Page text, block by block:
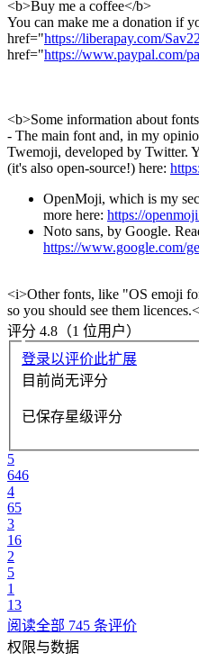
<b>Buy me a coffee</b>
You can make me a donation if
href="https://liberapay.com/
href="https://www.paypal.com/
<b>Some information about
- The main font and, in my
Twemoji, developed by Twitter.
(it's also open-source!) here:
OpenMoji, which is my
more here: https://
Noto sans, by Google.
https://www.google.com/
<i>Other fonts, like "OS emoji
so you should see them
评分 4.8（1 位用户）
登录以评价此扩展
目前尚无评分
已保存星级评分
5
646
4
65
3
16
2
5
1
13
阅读全部 745 条评价
权限与数据